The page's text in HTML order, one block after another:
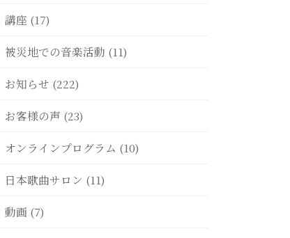
講座 (17)
被災地での音楽活動 (11)
お知らせ (222)
お客様の声 (23)
オンラインプログラム (10)
日本歌曲サロン (11)
動画 (7)